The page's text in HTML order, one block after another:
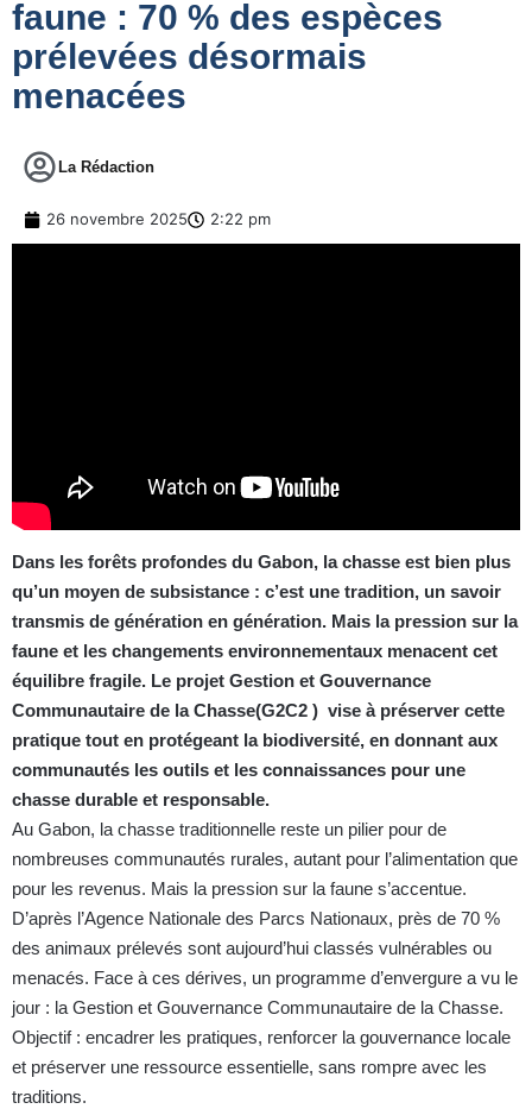
faune : 70 % des espèces
prélevées désormais
menacées
La Rédaction
26 novembre 2025 2:22 pm
Dans les forêts profondes du Gabon, la chasse est bien plus
qu’un moyen de subsistance : c’est une tradition, un savoir
transmis de génération en génération. Mais la pression sur la
faune et les changements environnementaux menacent cet
équilibre fragile. Le projet Gestion et Gouvernance
Communautaire de la Chasse(G2C2 ) vise à préserver cette
pratique tout en protégeant la biodiversité, en donnant aux
communautés les outils et les connaissances pour une
chasse durable et responsable.
Au Gabon, la chasse traditionnelle reste un pilier pour de
nombreuses communautés rurales, autant pour l’alimentation que
pour les revenus. Mais la pression sur la faune s’accentue.
D’après l’Agence Nationale des Parcs Nationaux, près de 70 %
des animaux prélevés sont aujourd’hui classés vulnérables ou
menacés. Face à ces dérives, un programme d’envergure a vu le
jour : la Gestion et Gouvernance Communautaire de la Chasse.
Objectif : encadrer les pratiques, renforcer la gouvernance locale
et préserver une ressource essentielle, sans rompre avec les
traditions.